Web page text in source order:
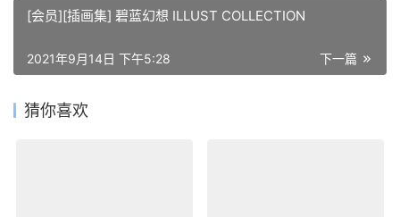
[会员][插画集] 碧蓝幻想 ILLUST COLLECTION
下一篇
2021年9月14日 下午5:28
猜你喜欢